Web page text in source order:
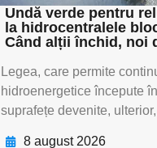
Undă verde pentru
la hidrocentralele
Când alții închid, noi
Legea, care permite
hidroenergetice începute
suprafețe devenite,
8 august 2026